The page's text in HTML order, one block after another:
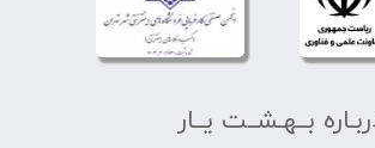
بــهـشــت یــار